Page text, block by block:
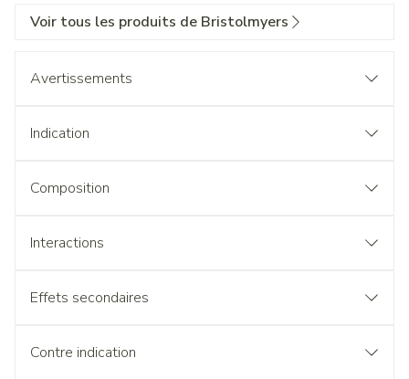
Voir tous les produits de Bristolmyers
Avertissements
Indication
Composition
Interactions
Effets secondaires
Contre indication